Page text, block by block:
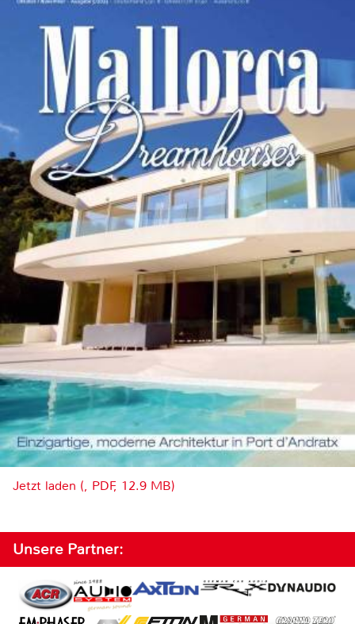
Jetzt laden (, PDF, 12.9 MB)
Unsere Partner: